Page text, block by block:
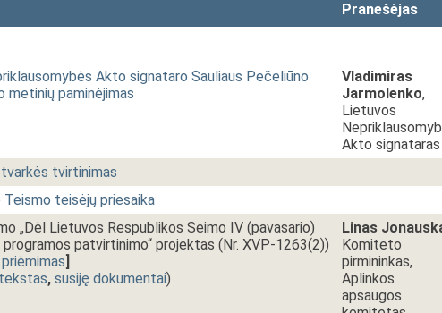
Pranešėjas
Akto signataro Sauliaus Pečeliūno
metinių paminėjimas
Vladimiras
Jarmolenko,
Lietuvos
Akto signataras
tvirtinimas
Teismo teisėjų priesaika
„Dėl Lietuvos Respublikos Seimo IV (pavasario)
programos patvirtinimo“ projektas (Nr. XVP-1263(2))
priėmimas]
, susiję dokumentai)
Linas
Komiteto
pirmininkas,
Aplinkos
apsaugos